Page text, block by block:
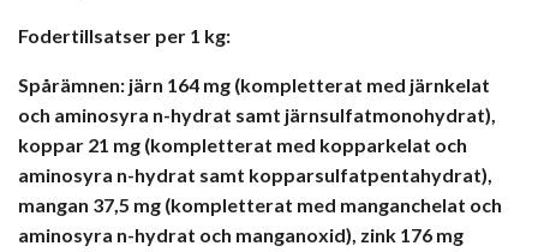
Fodertillsatser per 1 kg:
Spårämnen: järn 164 mg (kompletterat med järnkelat
och aminosyra n-hydrat samt järnsulfatmonohydrat),
koppar 21 mg (kompletterat med kopparkelat och
aminosyra n-hydrat samt kopparsulfatpentahydrat),
mangan 37,5 mg (kompletterat med manganchelat och
aminosyra n-hydrat och manganoxid), zink 176 mg